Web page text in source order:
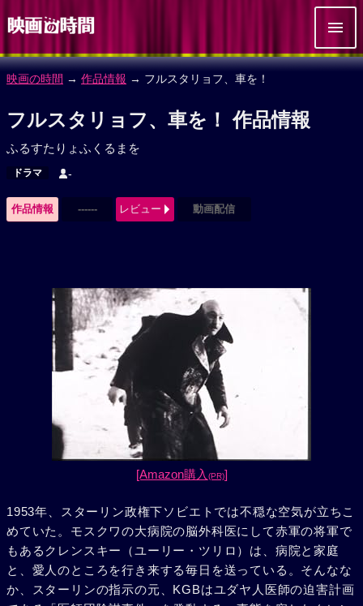
映画の時間 → 作品情報 → フルスタリョフ、車を！
フルスタリョフ、車を！ 作品情報
ふるすたりょふくるまを
ドラマ -
作品情報 ------ レビュー 動画配信
[Amazon購入 (PR)]
1953年、スターリン政権下ソビエトでは不穏な空気が立ちこ
めていた。モスクワの大病院の脳外科医にして赤軍の将軍で
もあるクレンスキー（ユーリー・ツリロ）は、病院と家庭
と、愛人のところを行き来する毎日を送っている。そんなな
か、スターリンの指示の元、KGBはユダヤ人医師の迫害計画